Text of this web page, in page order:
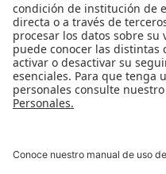
Leer Más
Leer Más
Apoyo Financiero
Reconocimiento como